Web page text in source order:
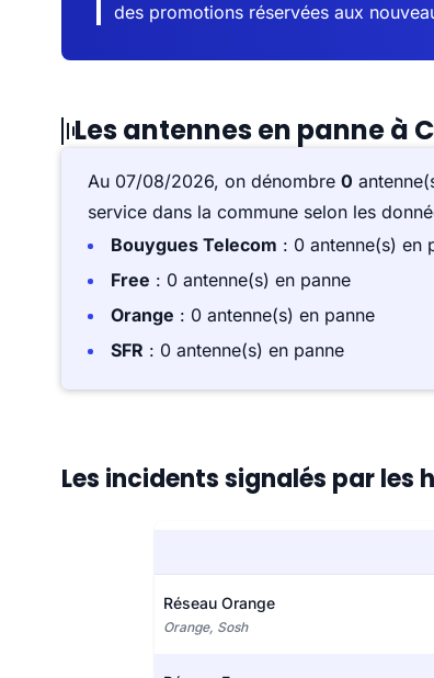
des promotions réservées aux
Les antennes en panne à
Au 07/08/2026, on dénombre 0
service dans la commune selon les
Bouygues Telecom : 0 antenne(s) en
Free : 0 antenne(s) en panne
Orange : 0 antenne(s) en panne
SFR : 0 antenne(s) en panne
Les incidents signalés par
Réseau Orange
Orange, Sosh